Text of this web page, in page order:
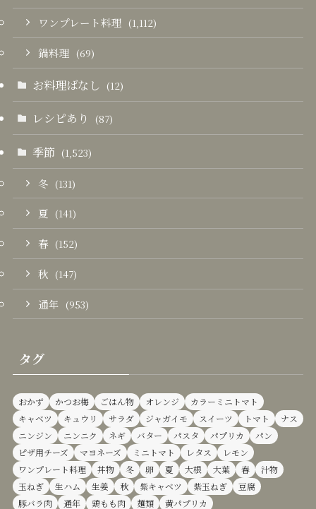
ワンプレート料理 (1,112)
鍋料理 (69)
お料理ばなし (12)
レシピあり (87)
季節 (1,523)
冬 (131)
夏 (141)
春 (152)
秋 (147)
通年 (953)
タグ
おかず かつお梅 ごはん物 オレンジ
カラーミニトマト
キャベツ
キュウリ サラダ ジャガイモ スイーツ トマト
ナス
ニンジン
ニンニク ネギ バター パスタ パプリカ
パン
ピザ用チーズ
マヨネーズ ミニトマト レタス
レモン
ワンプレート料理
丼物 冬 卵 夏 大根 大葉 春
汁物
玉ねぎ
生ハム 生姜 秋 紫キャベツ 紫玉ねぎ
豆腐
豚バラ肉
通年 鶏もも肉 麺類 黄パプリカ